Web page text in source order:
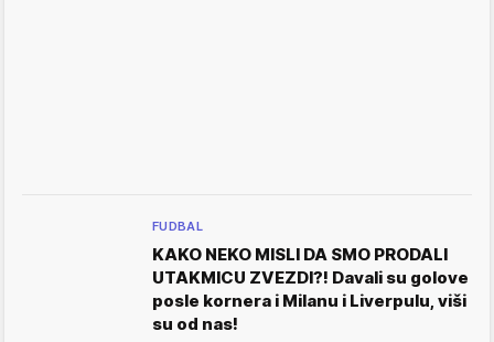
FUDBAL
KAKO NEKO MISLI DA SMO PRODALI
UTAKMICU ZVEZDI?! Davali su golove
posle kornera i Milanu i Liverpulu, viši
su od nas!